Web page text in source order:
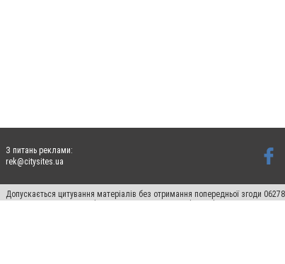
З питань реклами:
rek@citysites.ua
Допускається цитування матеріалів без отримання попередньої згоди
для пошукових систем гіперпосилання на цитовані статті не нижче